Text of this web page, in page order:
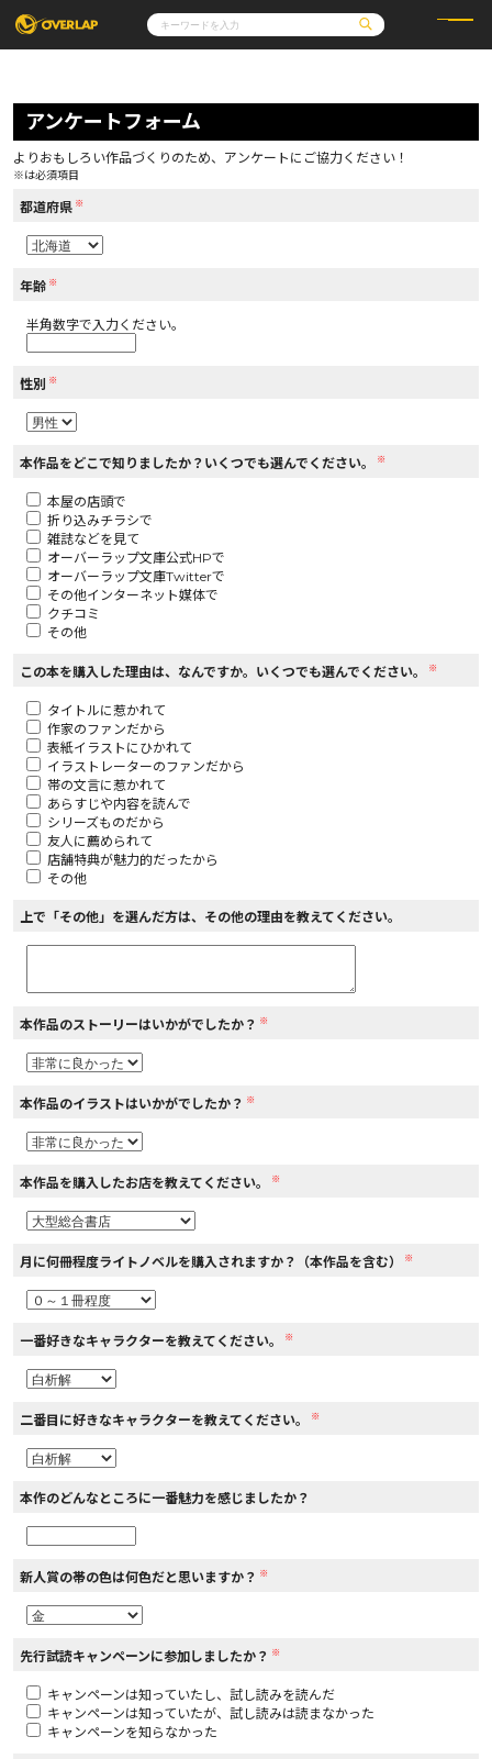
コミック
コミックガルド
コミッククリエ
LiQulle
ラブパルフェ
ライトノベル
ロサージュノベルス
その他
コミックエッセイ
通販・NEWS
OVERLAP STORE
アクセス
オーバーラップホールディングス
コミックパルフェ
閉じる
アンケートフォーム
よりおもしろい作品づくりのため、アンケートにご協力ください！
※は必須項目
都道府県 ※
年齢 ※
半角数字で入力ください。
性別 ※
本作品をどこで知りましたか？いくつでも選んでください。 ※
本屋の店頭で
折り込みチラシで
雑誌などを見て
オーバーラップ文庫公式HPで
オーバーラップ文庫Twitterで
その他インターネット媒体で
クチコミ
その他
この本を購入した理由は、なんですか。いくつでも選んでください。 ※
タイトルに惹かれて
作家のファンだから
表紙イラストにひかれて
イラストレーターのファンだから
帯の文言に惹かれて
あらすじや内容を読んで
シリーズものだから
友人に薦められて
店舗特典が魅力的だったから
その他
上で「その他」を選んだ方は、その他の理由を教えてください。
本作品のストーリーはいかがでしたか？ ※
本作品のイラストはいかがでしたか？ ※
本作品を購入したお店を教えてください。 ※
月に何冊程度ライトノベルを購入されますか？（本作品を含む） ※
一番好きなキャラクターを教えてください。 ※
二番目に好きなキャラクターを教えてください。 ※
本作のどんなところに一番魅力を感じましたか？
新人賞の帯の色は何色だと思いますか？ ※
先行試読キャンペーンに参加しましたか？ ※
キャンペーンは知っていたし、試し読みを読んだ
キャンペーンは知っていたが、試し読みは読まなかった
キャンペーンを知らなかった